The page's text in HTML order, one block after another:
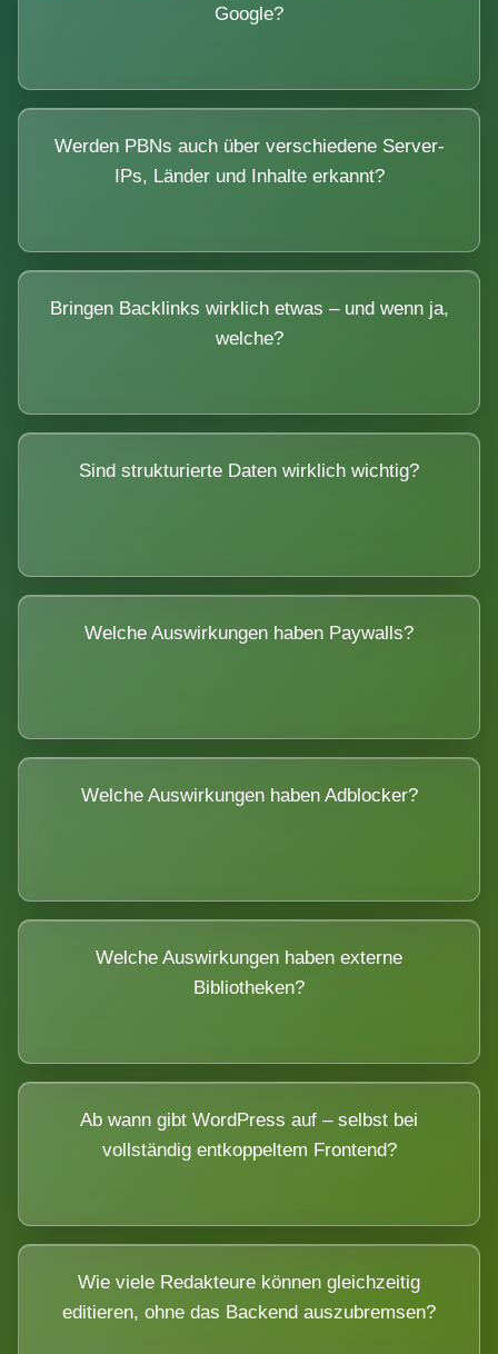
Google?
Werden PBNs auch über verschiedene Server-
IPs, Länder und Inhalte erkannt?
Bringen Backlinks wirklich etwas – und wenn ja,
welche?
Sind strukturierte Daten wirklich wichtig?
Welche Auswirkungen haben Paywalls?
Welche Auswirkungen haben Adblocker?
Welche Auswirkungen haben externe
Bibliotheken?
Ab wann gibt WordPress auf – selbst bei
vollständig entkoppeltem Frontend?
Wie viele Redakteure können gleichzeitig
editieren, ohne das Backend auszubremsen?